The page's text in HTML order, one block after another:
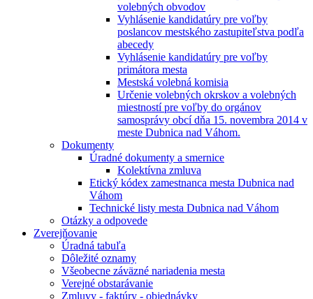
volebných obvodov
Vyhlásenie kandidatúry pre voľby
poslancov mestského zastupiteľstva podľa
abecedy
Vyhlásenie kandidatúry pre voľby
primátora mesta
Mestská volebná komisia
Určenie volebných okrskov a volebných
miestností pre voľby do orgánov
samosprávy obcí dňa 15. novembra 2014 v
meste Dubnica nad Váhom.
Dokumenty
Úradné dokumenty a smernice
Kolektívna zmluva
Etický kódex zamestnanca mesta Dubnica nad
Váhom
Technické listy mesta Dubnica nad Váhom
Otázky a odpovede
Zverejňovanie
Úradná tabuľa
Dôležité oznamy
Všeobecne záväzné nariadenia mesta
Verejné obstarávanie
Zmluvy - faktúry - objednávky